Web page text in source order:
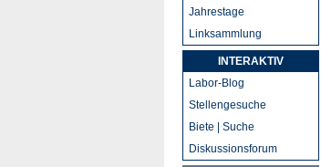
Jahrestage
Linksammlung
INTERAKTIV
Labor-Blog
Stellengesuche
Biete | Suche
Diskussionsforum